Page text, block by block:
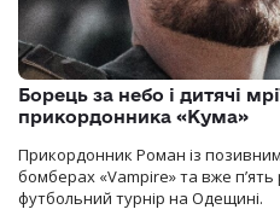
Борець за небо і дитячі
прикордонника «Кума»
Прикордонник Роман із
бомберах «Vampire» та вже п’ять
футбольний турнір на Одещині.